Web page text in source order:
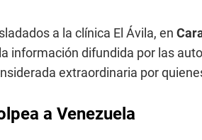
a la clínica El Ávila, en
información difundida por las
extraordinaria por
a Venezuela